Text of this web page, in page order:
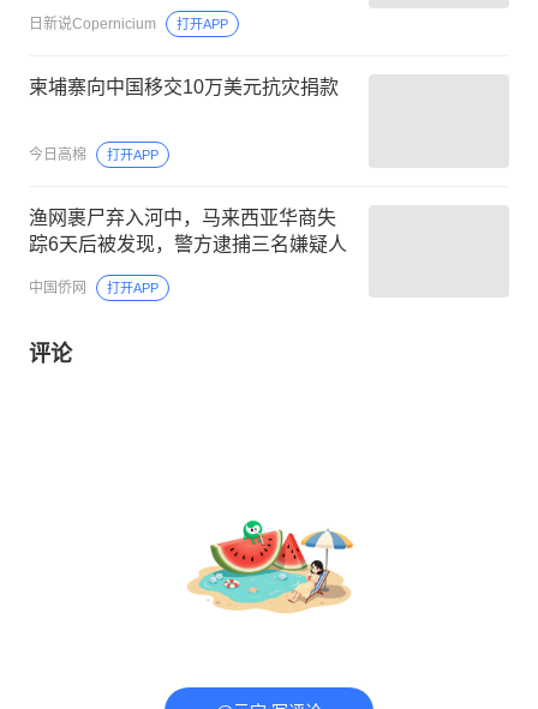
日新说Copernicium 打开APP
柬埔寨向中国移交10万美元抗灾捐款
今日高棉 打开APP
渔网裹尸弃入河中，马来西亚华商失
踪6天后被发现，警方逮捕三名嫌疑人
中国侨网 打开APP
评论